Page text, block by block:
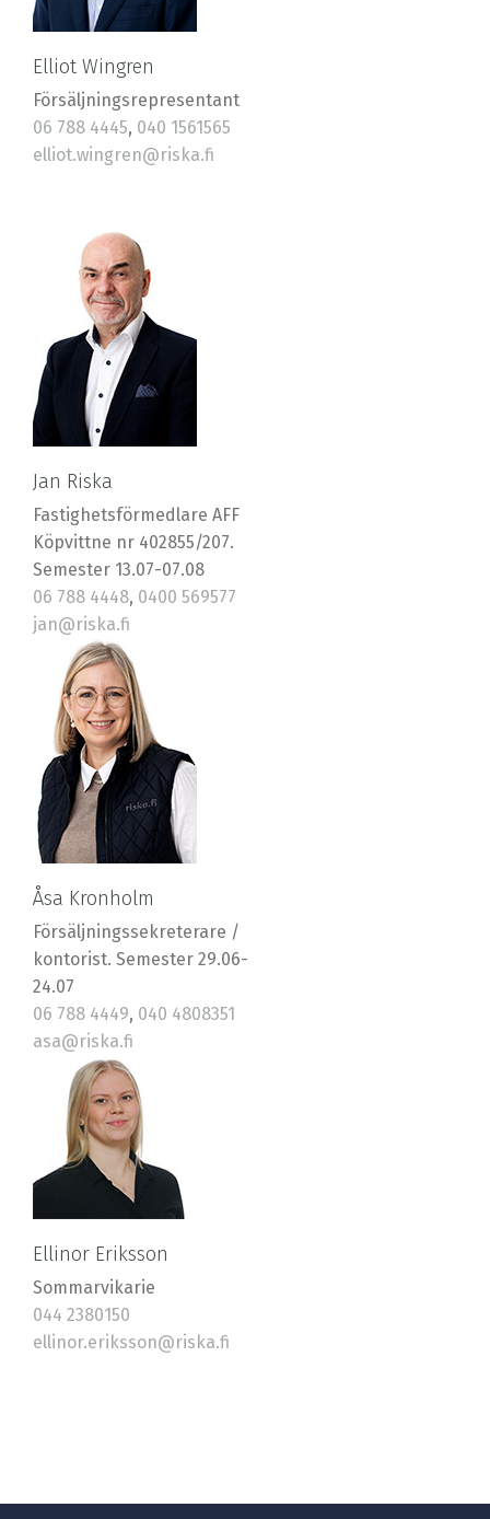
Elliot Wingren
Försäljningsrepresentant
06 788 4445, 040 1561565
elliot.wingren@riska.fi
Jan Riska
Fastighetsförmedlare AFF
Köpvittne nr 402855/207.
Semester 13.07-07.08
06 788 4448, 0400 569577
jan@riska.fi
Åsa Kronholm
Försäljningssekreterare /
kontorist. Semester 29.06-
24.07
06 788 4449, 040 4808351
asa@riska.fi
Ellinor Eriksson
Sommarvikarie
044 2380150
ellinor.eriksson@riska.fi